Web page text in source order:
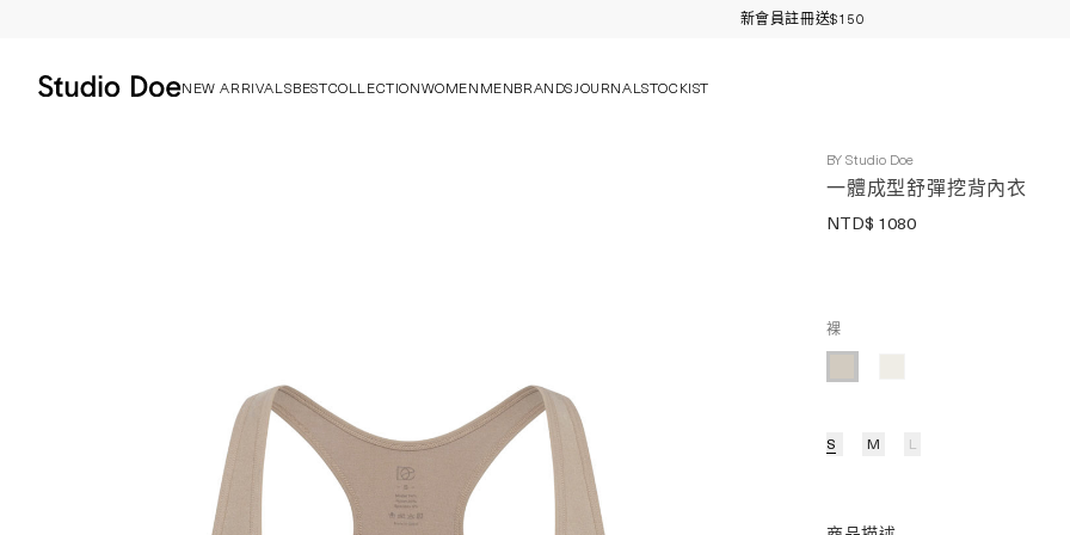
新會員結帳輸入「welcome150」享折扣
NEW ARRIVALS BESTCOLLECTIONWOMEN MEN BRANDSJOURNALSTOCKIST
BY Studio Doe
一體成型舒彈挖背內衣
NTD$ 1080
裸
S M L